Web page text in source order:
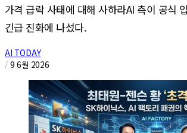
가격 급락 사태에 대해 사하라AI 측이 공식
긴급 진화에 나섰다.
AI TODAY
/ 9 6월 2026